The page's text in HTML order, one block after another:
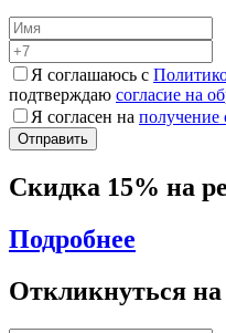
Я соглашаюсь с
подтверждаю согласие на
Я согласен на получение
Скидка 15% на
Подробнее
Откликнуться